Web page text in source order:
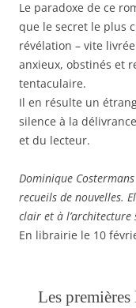
Le paradoxe de ce
que le secret le plus
révé­lation – vite
anxieux, obstinés et
tentaculaire.
Il en résulte un
silence à la
et du lecteur.
Dominique
recueils de nouvelles.
clair et à l’architecture
En librairie le 10
Les premières